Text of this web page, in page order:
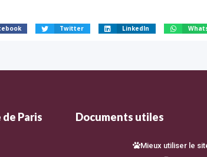
Twitter LinkedIn
Paris Documents utiles
Mieux utiliser le